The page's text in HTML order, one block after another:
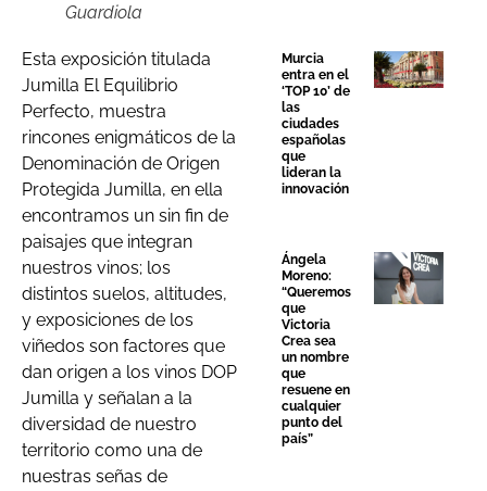
Guardiola
Esta exposición titulada
Jumilla El Equilibrio
Perfecto, muestra
rincones enigmáticos de la
Denominación de Origen
Protegida Jumilla, en ella
encontramos un sin fin de
paisajes que integran
nuestros vinos; los
distintos suelos, altitudes,
y exposiciones de los
viñedos son factores que
dan origen a los vinos DOP
Jumilla y señalan a la
diversidad de nuestro
territorio como una de
nuestras señas de
Murcia
entra en el
‘TOP 10’ de
las
ciudades
españolas
que
lideran la
innovación
Ángela
Moreno:
“Queremos
que
Victoria
Crea sea
un nombre
que
resuene en
cualquier
punto del
país”